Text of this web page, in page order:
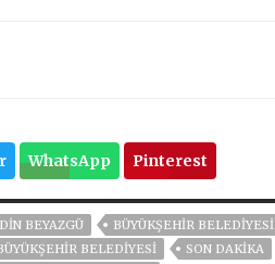
WhatsApp Pinterest
BEYAZGÜ BÜYÜKŞEHIR BELEDIYESI
BELEDIYESI
SON DAKIKA